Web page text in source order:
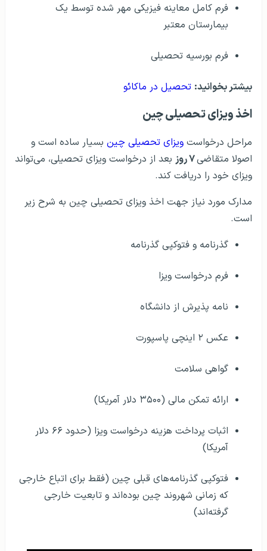
فرم کامل معاینه فیزیکی مهر شده توسط یک
بیمارستان معتبر
فرم بورسیه تحصیلی
بیشتر بخوانید: تحصیل در ماکائو
اخذ ویزای تحصیلی چین
مراحل درخواست ویزای تحصیلی چین بسیار ساده است و
اصولا متقاضی
بعد از درخواست ویزای تحصیلی، می‌تواند
ویزای خود را دریافت کند.
مدارک مورد نیاز جهت اخذ ویزای تحصیلی چین به شرح زیر
است.
گذرنامه و فتوکپی گذرنامه
فرم درخواست ویزا
نامه پذیرش از دانشگاه
عکس ۲ اینچی پاسپورت
گواهی سلامت
ارائه تمکن مالی (۳۵۰۰ دلار آمریکا)
اثبات پرداخت هزینه درخواست ویزا (حدود ۶۶ دلار
آمریکا)
فتوکپی گذرنامه‌های قبلی چین (فقط برای اتباع خارجی
که زمانی شهروند چین بوده‌اند و تابعیت خارجی
گرفته‌اند)